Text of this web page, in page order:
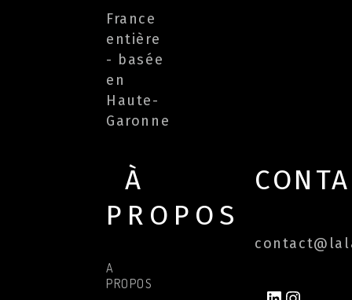
France
entière
- basée
en
Haute-
Garonne
À
PROPOS
A
PROPOS